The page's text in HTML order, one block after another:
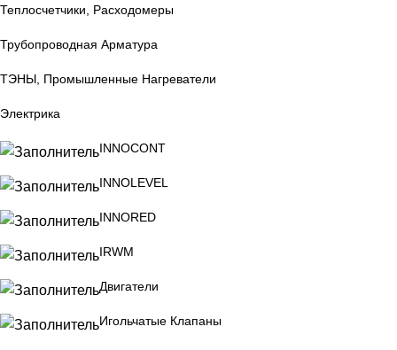
Теплосчетчики, Расходомеры
Трубопроводная Арматура
ТЭНЫ, Промышленные Нагреватели
Электрика
INNOCONT
INNOLEVEL
INNORED
IRWM
Двигатели
Игольчатые Клапаны